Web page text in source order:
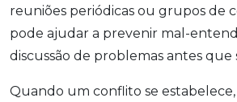
reuniões periódicas ou grupos de
pode ajudar a prevenir mal-
discussão de problemas antes que
Quando um conflito se